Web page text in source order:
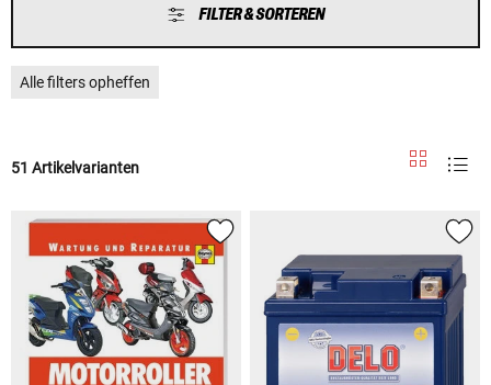
FILTER & SORTEREN
Alle filters opheffen
51 Artikelvarianten